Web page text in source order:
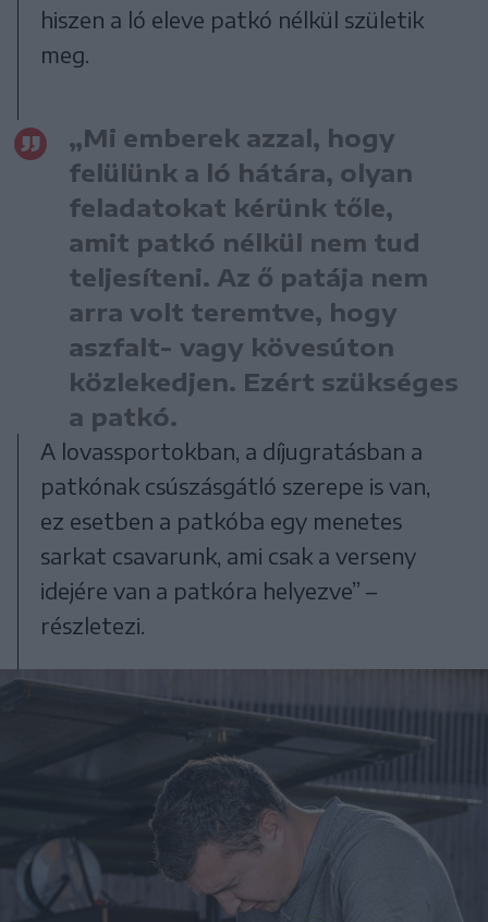
hiszen a ló eleve patkó nélkül születik
meg.
„Mi emberek azzal, hogy
felülünk a ló hátára, olyan
feladatokat kérünk tőle,
amit patkó nélkül nem tud
teljesíteni. Az ő patája nem
arra volt teremtve, hogy
aszfalt- vagy kövesúton
közlekedjen. Ezért szükséges
a patkó.
A lovassportokban, a díjugratásban a
patkónak csúszásgátló szerepe is van,
ez esetben a patkóba egy menetes
sarkat csavarunk, ami csak a verseny
idejére van a patkóra helyezve” –
részletezi.